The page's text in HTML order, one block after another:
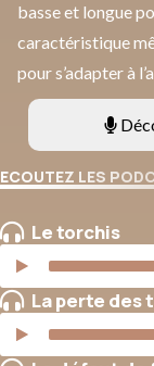
basse et longue
caractéristique
pour s’adapter à
ECOUTEZ LES
Le torchis
La perte des